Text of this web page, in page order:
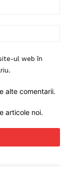
ul web în
alte comentarii.
articole noi.